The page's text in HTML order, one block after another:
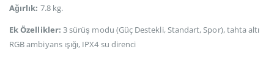
Ağırlık: 7.8 kg.
Ek Özellikler: 3 sürüş modu (Güç Destekli, Standart, Spor), tahta altı
RGB ambiyans ışığı, IPX4 su direnci